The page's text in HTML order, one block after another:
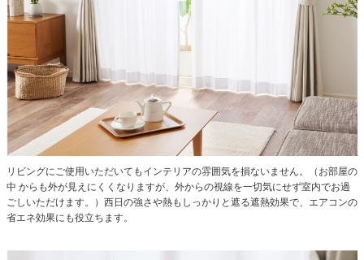
リビングにご使用いただいてもインテリアの雰囲気を損ないません。（お部屋の
中 からも外が見えにくくなりますが、外からの視線を一切気にせず室内でお過
ごしいただけます。）西日の強さや熱もしっかりと遮る遮熱効果で、エアコンの
省エネ効果にも役立ちます。